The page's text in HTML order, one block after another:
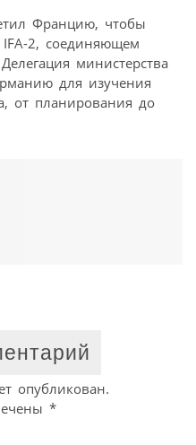
Францию, чтобы
IFA-2, соединяющем
министерства
для изучения
от планирования до
опубликован.
*